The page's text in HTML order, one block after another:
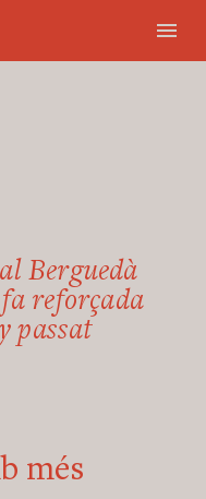
Berguedà
reforçada
passat
més